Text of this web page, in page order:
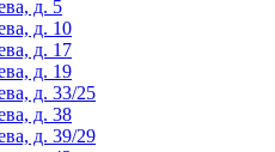
д. 5
д. 10
д. 17
д. 19
д. 33/25
д. 38
д. 39/29